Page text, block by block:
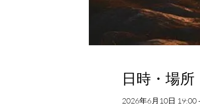
日時・場所
2026年6月10日 19:00